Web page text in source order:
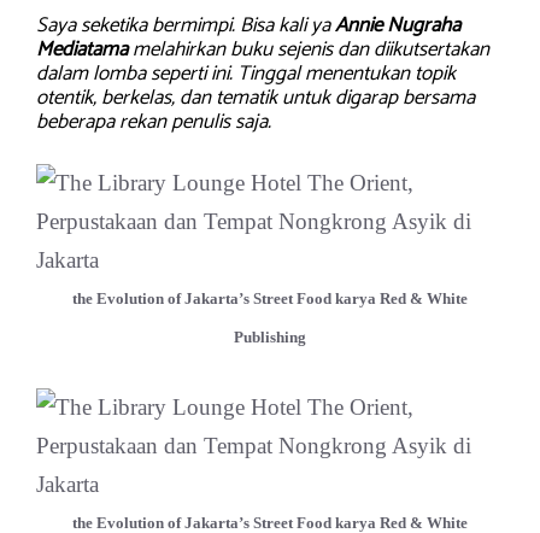
Saya seketika bermimpi. Bisa kali yaAnnie Nugraha
Mediatamamelahirkan buku sejenis dan diikutsertakan
dalam lomba seperti ini. Tinggal menentukan topik
otentik, berkelas, dan tematik untuk digarap bersama
beberapa rekan penulis saja.
the Evolution of Jakarta’s Street Food karya Red & White
Publishing
the Evolution of Jakarta’s Street Food karya Red & White